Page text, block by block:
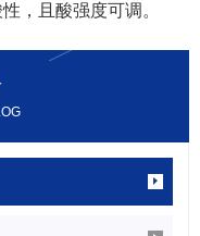
，且酸强度可调。